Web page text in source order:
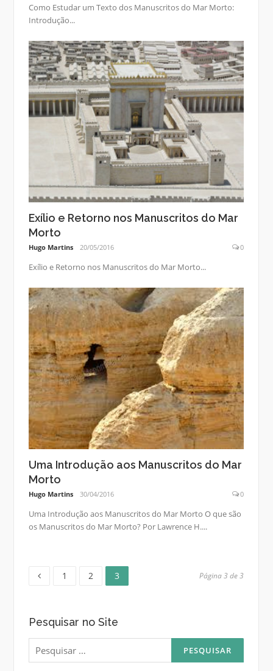
Como Estudar um Texto dos Manuscritos do Mar Morto:
Introdução...
Exílio e Retorno nos Manuscritos do Mar
Morto
Hugo Martins 20/05/2016 0
Exílio e Retorno nos Manuscritos do Mar Morto...
Uma Introdução aos Manuscritos do Mar
Morto
Hugo Martins 30/04/2016 0
Uma Introdução aos Manuscritos do Mar Morto O que são
os Manuscritos do Mar Morto? Por Lawrence H....
Paginação
posts
1 Página
2 Página
3 Página 3 de 3
Pesquisar no Site
Pesquisar
por: